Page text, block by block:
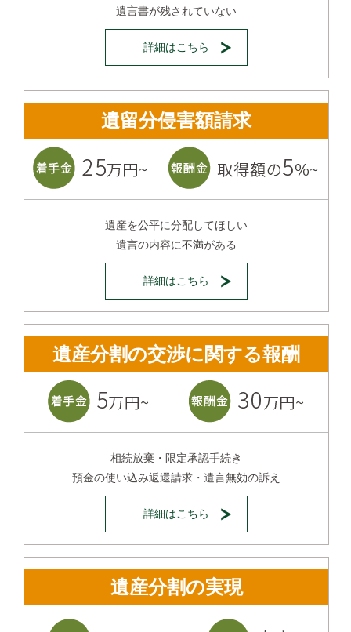
遺言書が残されていない
詳細はこちら
遺留分侵害額請求
遺産を公平に分配してほしい
遺言の内容に不満がある
詳細はこちら
遺産分割の交渉に関する報酬
相続放棄・限定承認手続き
預金の使い込み返還請求・遺言無効の訴え
詳細はこちら
遺産分割の実現